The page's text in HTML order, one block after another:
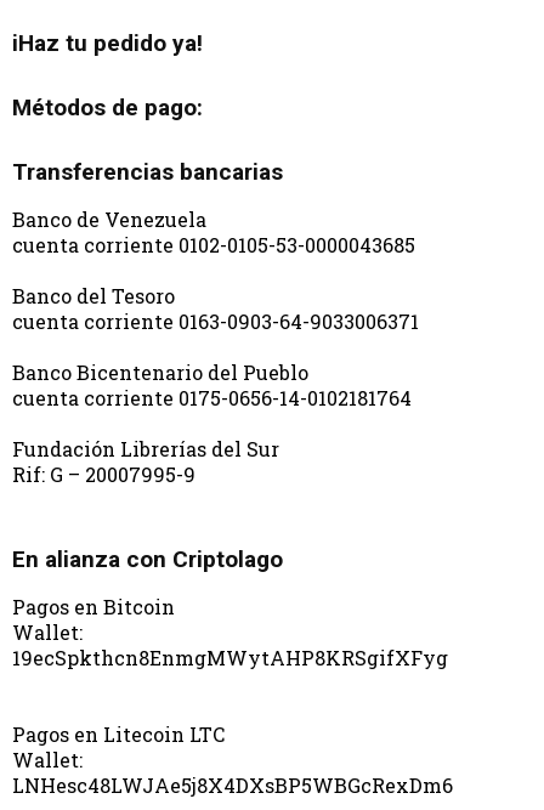
iHaz tu pedido ya!
Métodos de pago:
Transferencias bancarias
Banco de Venezuela
cuenta corriente 0102-0105-53-0000043685
Banco del Tesoro
cuenta corriente 0163-0903-64-9033006371
Banco Bicentenario del Pueblo
cuenta corriente 0175-0656-14-0102181764
Fundación Librerías del Sur
Rif: G – 20007995-9
En alianza con Criptolago
Pagos en Bitcoin
Wallet:
19ecSpkthcn8EnmgMWytAHP8KRSgifXFyg
Pagos en Litecoin LTC
Wallet:
LNHesc48LWJAe5j8X4DXsBP5WBGcRexDm6